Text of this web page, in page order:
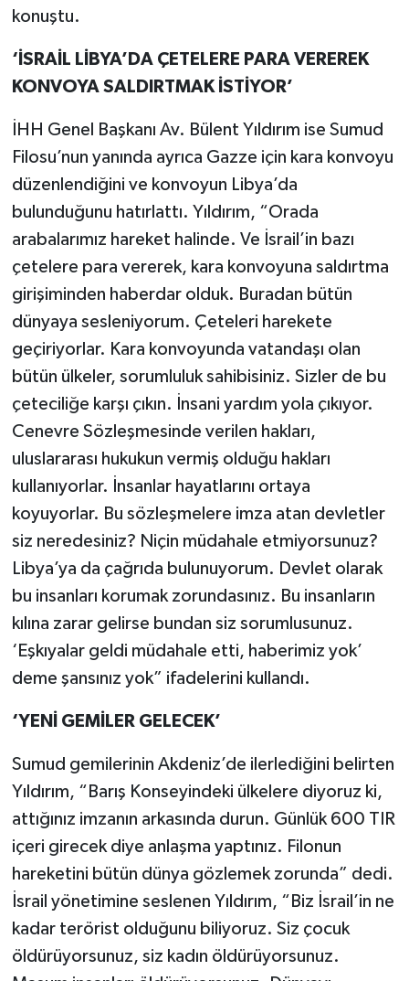
konuştu.
‘İSRAİL LİBYA’DA ÇETELERE PARA VEREREK
KONVOYA SALDIRTMAK İSTİYOR’
İHH Genel Başkanı Av. Bülent Yıldırım ise Sumud
Filosu’nun yanında ayrıca Gazze için kara konvoyu
düzenlendiğini ve konvoyun Libya’da
bulunduğunu hatırlattı. Yıldırım, “Orada
arabalarımız hareket halinde. Ve İsrail’in bazı
çetelere para vererek, kara konvoyuna saldırtma
girişiminden haberdar olduk. Buradan bütün
dünyaya sesleniyorum. Çeteleri harekete
geçiriyorlar. Kara konvoyunda vatandaşı olan
bütün ülkeler, sorumluluk sahibisiniz. Sizler de bu
çeteciliğe karşı çıkın. İnsani yardım yola çıkıyor.
Cenevre Sözleşmesinde verilen hakları,
uluslararası hukukun vermiş olduğu hakları
kullanıyorlar. İnsanlar hayatlarını ortaya
koyuyorlar. Bu sözleşmelere imza atan devletler
siz neredesiniz? Niçin müdahale etmiyorsunuz?
Libya’ya da çağrıda bulunuyorum. Devlet olarak
bu insanları korumak zorundasınız. Bu insanların
kılına zarar gelirse bundan siz sorumlusunuz.
‘Eşkıyalar geldi müdahale etti, haberimiz yok’
deme şansınız yok” ifadelerini kullandı.
‘YENİ GEMİLER GELECEK’
Sumud gemilerinin Akdeniz’de ilerlediğini belirten
Yıldırım, “Barış Konseyindeki ülkelere diyoruz ki,
attığınız imzanın arkasında durun. Günlük 600 TIR
içeri girecek diye anlaşma yaptınız. Filonun
hareketini bütün dünya gözlemek zorunda” dedi.
İsrail yönetimine seslenen Yıldırım, “Biz İsrail’in ne
kadar terörist olduğunu biliyoruz. Siz çocuk
öldürüyorsunuz, siz kadın öldürüyorsunuz.